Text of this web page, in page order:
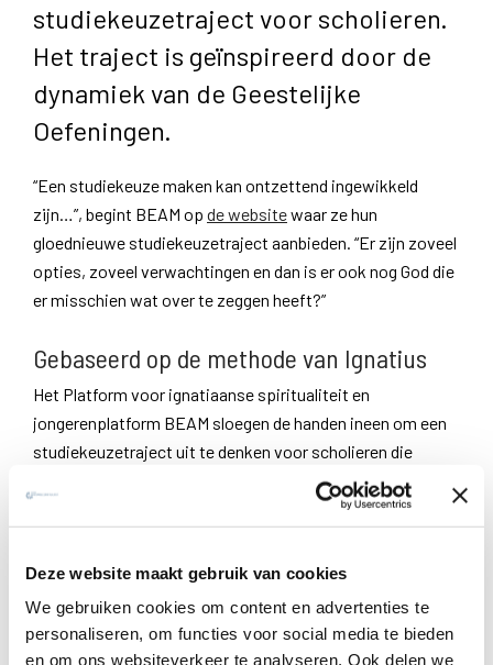
Deze website maakt gebruik van cookies
We gebruiken cookies om content en advertenties te
personaliseren, om functies voor social media te bieden
en om ons websiteverkeer te analyseren. Ook delen we
studiekeuzetraject voor scholieren.
Het traject is geïnspireerd door de
dynamiek van de Geestelijke
Oefeningen.
“Een studiekeuze maken kan ontzettend ingewikkeld
zijn…”, begint BEAM op de websitewaar ze hun
gloednieuwe studiekeuzetraject aanbieden. “Er zijn zoveel
opties, zoveel verwachtingen en dan is er ook nog God die
er misschien wat over te zeggen heeft?”
Gebaseerd op de methode van Ignatius
Het Platform voor ignatiaanse spiritualiteit en
jongerenplatform BEAM sloegen de handen ineen om een
studiekeuzetraject uit te denken voor scholieren die
volgend jaar gaan studeren aan een mbo, hbo of
universiteit. Het keuzetraject is gebaseerd op de methode
(evangelische)
keuze te maken.
Het traject bestaat uit een reeks e-mails, verspreid over
een maand. Scholieren die voor een studiekeuze staan